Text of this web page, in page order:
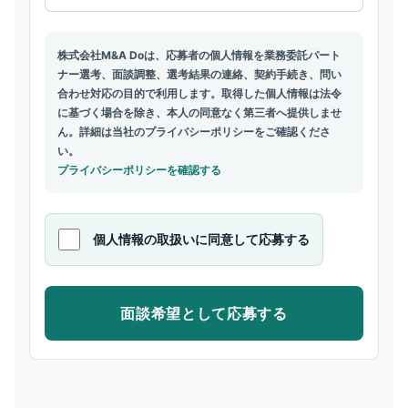
株式会社M&A Doは、応募者の個人情報を業務委託パート
ナー選考、面談調整、選考結果の連絡、契約手続き、問い
合わせ対応の目的で利用します。取得した個人情報は法令
に基づく場合を除き、本人の同意なく第三者へ提供しませ
ん。詳細は当社のプライバシーポリシーをご確認くださ
い。
プライバシーポリシーを確認する
個人情報の取扱いに同意して応募する